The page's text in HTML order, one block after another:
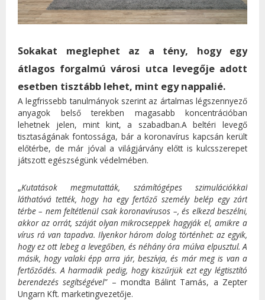
Sokakat meglephet az a tény, hogy egy
átlagos forgalmú városi utca levegője adott
esetben tisztább lehet, mint egy nappalié.
A legfrissebb tanulmányok szerint az ártalmas légszennyező
anyagok belső terekben magasabb koncentrációban
lehetnek jelen, mint kint, a szabadban.A beltéri levegő
tisztaságának fontossága, bár a koronavírus kapcsán került
előtérbe, de már jóval a világjárvány előtt is kulcsszerepet
játszott egészségünk védelmében.
„Kutatások megmutatták, számítógépes szimulációkkal
láthatóvá tették, hogy ha egy fertőző személy belép egy zárt
térbe – nem feltétlenül csak koronavírusos –, és elkezd beszélni,
akkor az orrát, száját olyan mikrocseppek hagyják el, amikre a
vírus rá van tapadva. Ilyenkor három dolog történhet: az egyik,
hogy ez ott lebeg a levegőben, és néhány óra múlva elpusztul. A
másik, hogy valaki épp arra jár, beszívja, és már meg is van a
fertőződés. A harmadik pedig, hogy kiszűrjük ezt egy légtisztító
berendezés segítségével”– mondta Bálint Tamás, a Zepter
Ungarn Kft. marketingvezetője.